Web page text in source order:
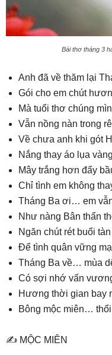
Bài thơ tháng 3
Anh đã về thăm lại
Gói cho em chút
Mà tuổi thơ chúng
Vẫn nồng nàn trong
Về chưa anh khi gót
Nắng thay áo lụa
Mây trắng hơn đẩy
Chỉ tình em không
Tháng Ba ơi… em
Như nàng Bân thẩn
Ngăn chút rét buổi
Để tình quân vững
Tháng Ba về… mùa
Có sợi nhớ vấn
Hương thời gian bay
Bông mộc miên…
✍ MỘC MIÊN